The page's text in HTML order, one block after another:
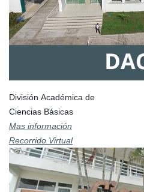
División Académica de
Ciencias Básicas
Mas información
Recorrido Virtual